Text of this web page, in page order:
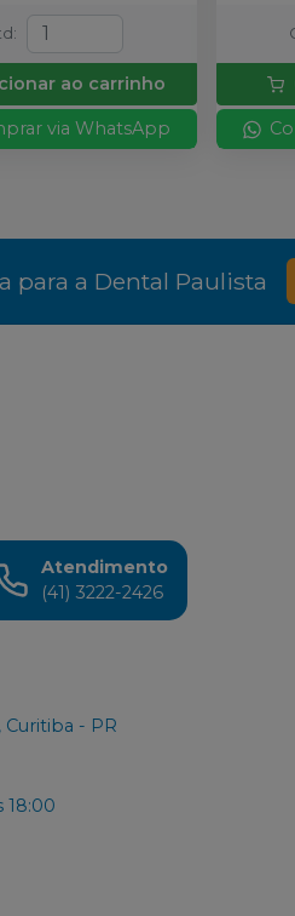
:
ao carrinho
via WhatsApp
para a Dental Paulista
Atendimento
(41) 3222-2426
Curitiba - PR
18:00